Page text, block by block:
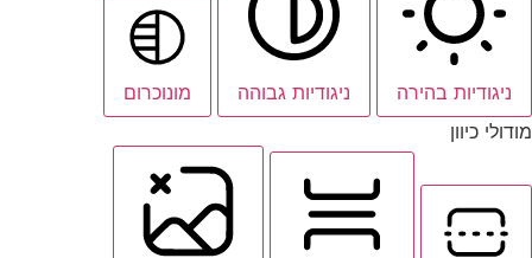
ניגודיות בהירה ניגודיות גבוהה
מונוכרום
מודולי כיוון